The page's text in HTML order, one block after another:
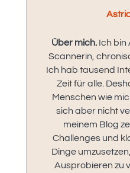
Über mich. Ich bin
Scannerin,
Ich hab tausend
Zeit für alle.
Menschen wie
sich aber nicht
meinem Blog
Challenges und
Dinge
Ausprobieren zu